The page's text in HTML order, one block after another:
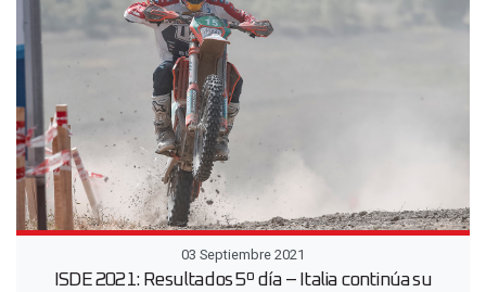
03 Septiembre 2021
ISDE 2021: Resultados 5º día – Italia continúa su